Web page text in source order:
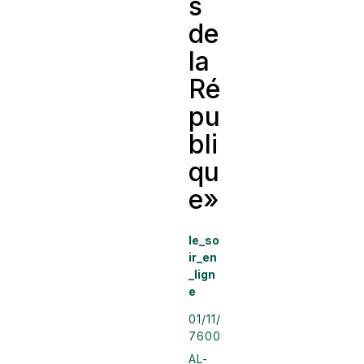
de
la
Ré
pu
bli
qu
e»
le_so
ir_en
_lign
e
01/11/
7600
AL-